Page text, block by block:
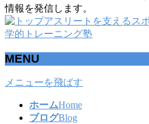
情報を発信します。
MENU
メニューを飛ばす
ホームHome
ブログBlog